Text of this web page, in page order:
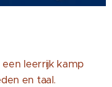
leerrijk kamp
en taal.